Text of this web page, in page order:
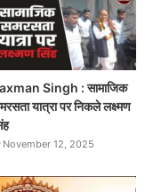
Singh : सामाजिक
यात्रा पर निकले लक्ष्मण
November 12, 2025